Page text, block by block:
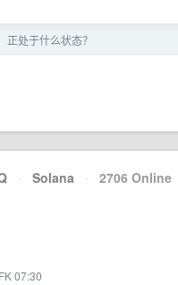
正处于什么状态？
· Solana · 2706 Online
07:30